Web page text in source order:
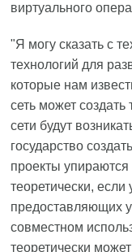
виртуального
"Я могу сказать с
технологий для
которые нам
сеть может создать
сети будут
государство
проекты
теоретически, если
предоставляющих
совместном
теоретически